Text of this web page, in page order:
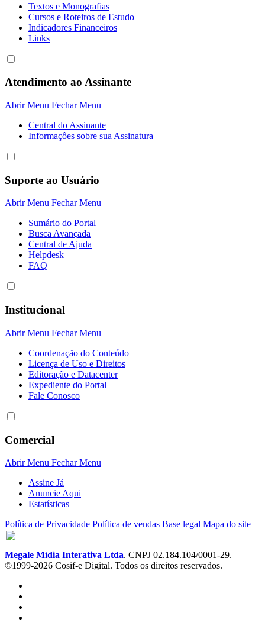
Textos e Monografias
Cursos e Roteiros de Estudo
Indicadores Financeiros
Links
Atendimento ao Assinante
Abrir Menu Fechar Menu
Central do Assinante
Informaçôes sobre sua Assinatura
Suporte ao Usuário
Abrir Menu Fechar Menu
Sumário do Portal
Busca Avançada
Central de Ajuda
Helpdesk
FAQ
Institucional
Abrir Menu Fechar Menu
Coordenação do Conteúdo
Licença de Uso e Direitos
Editoração e Datacenter
Expediente do Portal
Fale Conosco
Comercial
Abrir Menu Fechar Menu
Assine Já
Anuncie Aqui
Estatísticas
Política de Privacidade Política de vendas Base legal Mapa do site
Megale Mídia Interativa Ltda. CNPJ 02.184.104/0001-29.
©1999-2026 Cosif-e Digital. Todos os direitos reservados.